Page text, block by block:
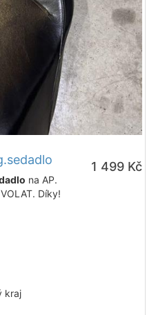
1 499 Kč
na AP.
Díky!
kraj